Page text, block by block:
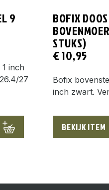
9
inch
27
BOFIX
STUKS)
€10,95
Bofix
inch zwart.
BEKIJK ITEM